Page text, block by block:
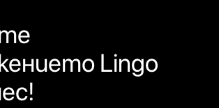
Lingo